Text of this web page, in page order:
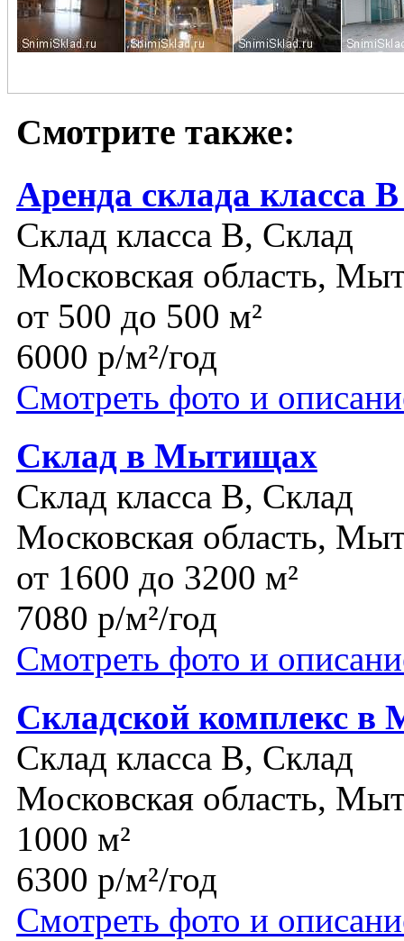
Смотрите также:
Аренда склада класса
Склад класса B, Склад
Московская область,
от 500 до 500 м²
6000 р/м²/год
Смотреть фото и
Склад в Мытищах
Склад класса B, Склад
Московская область,
от 1600 до 3200 м²
7080 р/м²/год
Смотреть фото и
Складской комплекс
Склад класса B, Склад
Московская область,
1000 м²
6300 р/м²/год
Смотреть фото и